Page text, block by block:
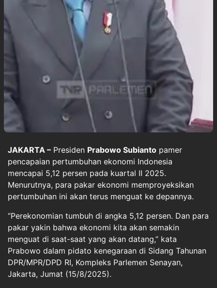
JAKARTA – Presiden Prabowo Subianto pamer
pencapaian pertumbuhan ekonomi Indonesia
mencapai 5,12 persen pada kuartal II 2025.
Menurutnya, para pakar ekonomi memproyeksikan
pertumbuhan ini akan terus menguat ke depannya.
“Perekonomian tumbuh di angka 5,12 persen. Dan para
pakar yakin bahwa ekonomi kita akan semakin
menguat di saat-saat yang akan datang,” kata
Prabowo dalam pidato kenegaraan di Sidang Tahunan
DPR/MPR/DPD RI, Kompleks Parlemen Senayan,
Jakarta, Jumat (15/8/2025).